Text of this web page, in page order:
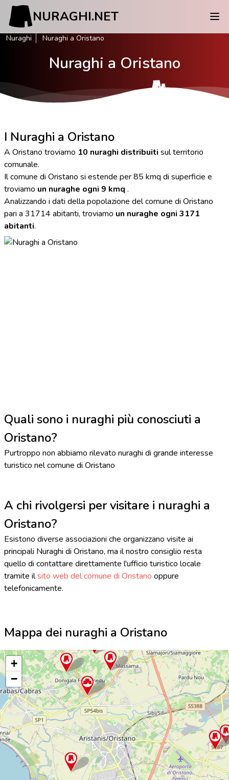
NURAGHI.NET
Nuraghi Nuraghi a Oristano
Nuraghi a Oristano
I Nuraghi a Oristano
A Oristano troviamo 10 nuraghi distribuiti sul territorio
comunale.
Il comune di Oristano si estende per 85 kmq di superficie e
troviamo un nuraghe ogni 9 kmq .
Analizzando i dati della popolazione del comune di Oristano
pari a 31714 abitanti, troviamo un nuraghe ogni 3171
abitanti.
Quali sono i nuraghi più conosciuti a
Oristano?
Purtroppo non abbiamo rilevato nuraghi di grande interesse
turistico nel comune di Oristano
A chi rivolgersi per visitare i nuraghi a
Oristano?
Esistono diverse associazioni che organizzano visite ai
principali Nuraghi di Oristano, ma il nostro consiglio resta
quello di contattare direttamente l'ufficio turistico locale
tramite ilsito web del comune di Oristano oppure
telefonicamente.
Mappa dei nuraghi a Oristano
+
−